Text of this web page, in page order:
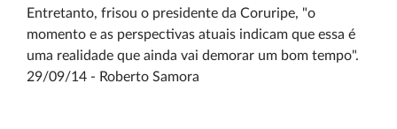
Entretanto, frisou o presidente da Coruripe, "o
momento e as perspectivas atuais indicam que essa é
uma realidade que ainda vai demorar um bom tempo".
29/09/14 - Roberto Samora